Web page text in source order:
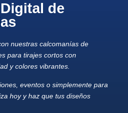
de
nuestras calcomanías de
para tirajes cortos con
y colores vibrantes.
eventos o simplemente para
hoy y haz que tus diseños